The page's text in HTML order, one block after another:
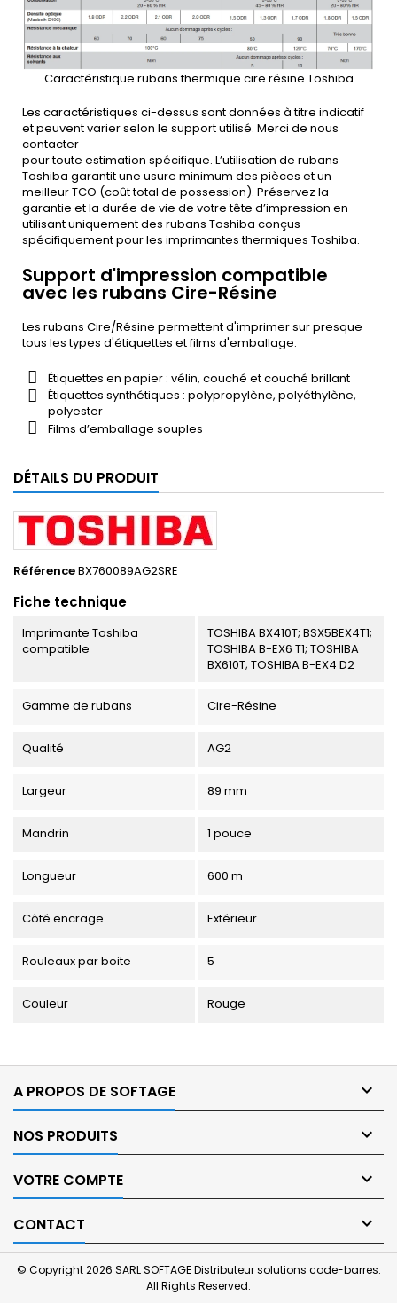
Caractéristique rubans thermique cire résine Toshiba
Les caractéristiques ci-dessus sont données à titre indicatif
et peuvent varier selon le support utilisé. Merci de nous
contacter
pour toute estimation spécifique. L’utilisation de rubans
Toshiba garantit une usure minimum des pièces et un
meilleur TCO (coût total de possession). Préservez la
garantie et la durée de vie de votre tête d’impression en
utilisant uniquement des rubans Toshiba conçus
spécifiquement pour les imprimantes thermiques Toshiba.
Support d'impression compatible
avec les rubans Cire-Résine
Les rubans Cire/Résine permettent d'imprimer sur presque
tous les types d'étiquettes et films d'emballage.
Étiquettes en papier : vélin, couché et couché brillant
Étiquettes synthétiques : polypropylène, polyéthylène,
polyester
Films d’emballage souples
DÉTAILS DU PRODUIT
RéférenceBX760089AG2SRE
Fiche technique
Imprimante Toshiba
compatible
TOSHIBA BX410T; BSX5BEX4T1;
TOSHIBA B-EX6 T1; TOSHIBA
BX610T; TOSHIBA B-EX4 D2
Gamme de rubans Cire-Résine
Qualité AG2
Largeur 89 mm
Mandrin 1 pouce
Longueur 600 m
Côté encrage Extérieur
Rouleaux par boite 5
Couleur Rouge
A PROPOS DE SOFTAGE 
NOS PRODUITS 
VOTRE COMPTE 
CONTACT 
© Copyright 2026 SARL SOFTAGE Distributeur solutions code-barres.
All Rights Reserved.